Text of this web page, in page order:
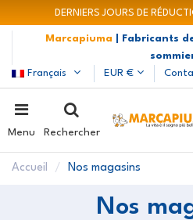
DERNIERS JOURS DE
Marcapiuma
| Fabricants
Français
EUR €
Menu Rechercher
Accueil Nos magasins
Nos